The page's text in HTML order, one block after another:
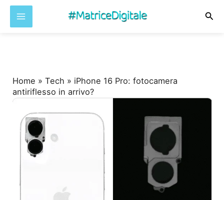
Home »Tech » iPhone 16 Pro: fotocamera
antiriflesso in arrivo?